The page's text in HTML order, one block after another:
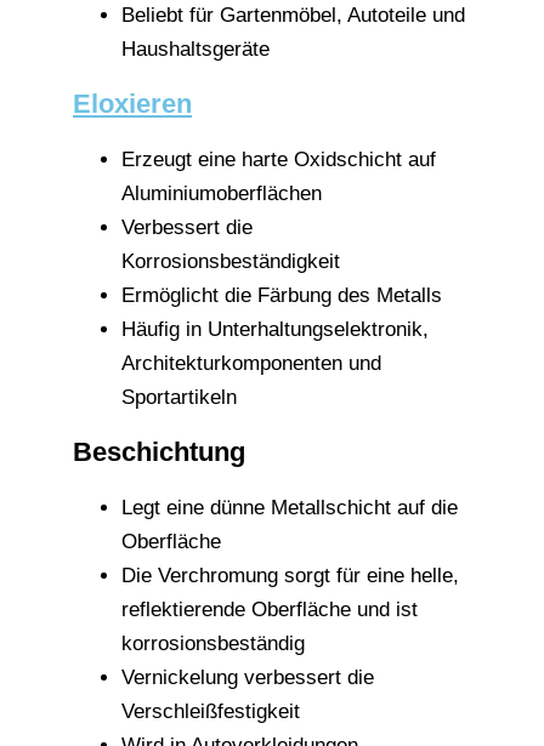
Beliebt für Gartenmöbel, Autoteile und
Haushaltsgeräte
Eloxieren
Erzeugt eine harte Oxidschicht auf
Aluminiumoberflächen
Verbessert die
Korrosionsbeständigkeit
Ermöglicht die Färbung des Metalls
Häufig in Unterhaltungselektronik,
Architekturkomponenten und
Sportartikeln
Beschichtung
Legt eine dünne Metallschicht auf die
Oberfläche
Die Verchromung sorgt für eine helle,
reflektierende Oberfläche und ist
korrosionsbeständig
Vernickelung verbessert die
Verschleißfestigkeit